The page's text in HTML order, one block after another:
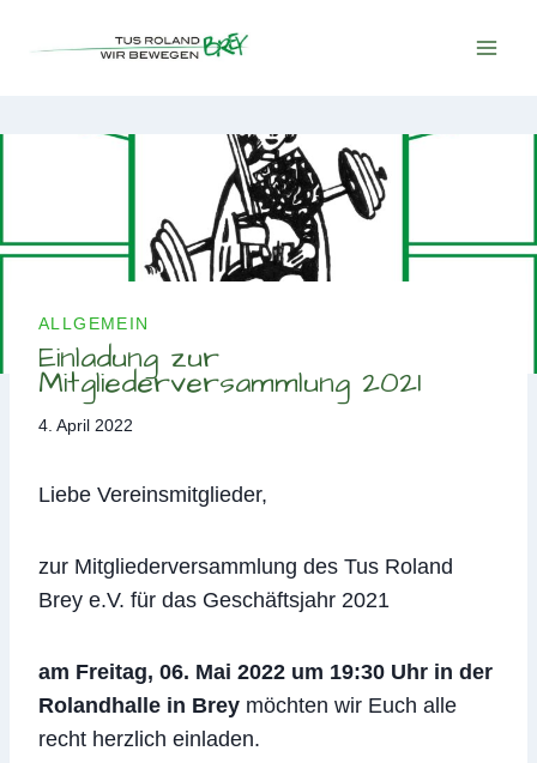
Inhalt
ALLGEMEIN
Einladung zur
Mitgliederversammlung 2021
4. April 2022
Liebe Vereinsmitglieder,
zur Mitgliederversammlung des Tus Roland
Brey e.V. für das Geschäftsjahr 2021
am Freitag, 06. Mai 2022 um 19:30 Uhr in der
Rolandhalle in Brey möchten wir Euch alle
recht herzlich einladen.